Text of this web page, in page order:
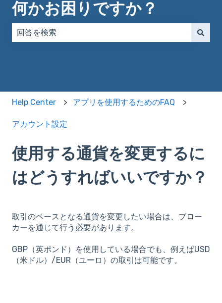
何かお困りですか？
Help Center アプリを使用するためのFAQ
アカウント設定
使用する通貨を変更するに
はどうすればいいですか？
取引のベースとなる通貨を変更したい場合は、ブロー
カーを通じて行う必要があります。
GBP（英ポンド）を使用している場合でも、例えばUSD
（米ドル）/EUR（ユーロ）の取引は可能です。